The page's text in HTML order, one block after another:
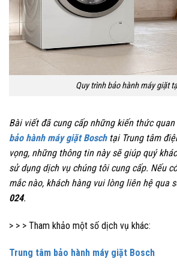
Quy trình bảo hành máy giặt
Bài viết đã cung cấp những kiến thức
bảo hành máy giặt Boschtại Trung tâm
vọng, những thông tin này sẽ giúp quý
sử dụng dịch vụ chúng tôi cung cấp. Nếu
mắc nào, khách hàng vui lòng liên hệ qua
024.
> > > Tham khảo một số dịch vụ khác:
Trung tâm bảo hành máy giặt Bosch